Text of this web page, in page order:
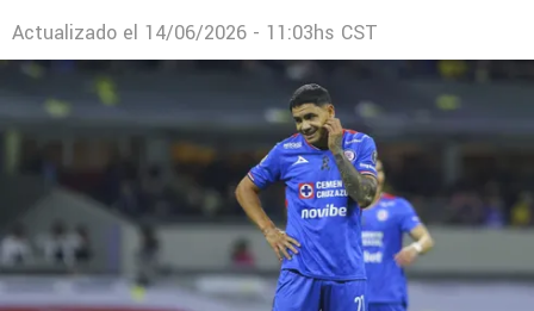
Actualizado el 14/06/2026 - 11:03hs CST